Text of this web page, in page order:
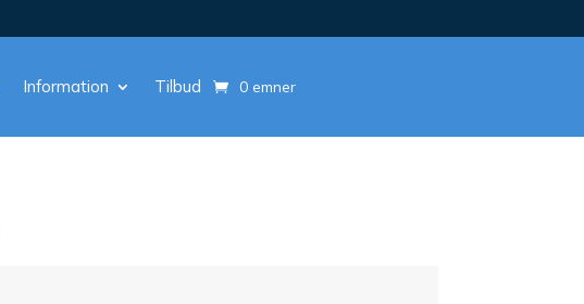
Information Tilbud 0 emner